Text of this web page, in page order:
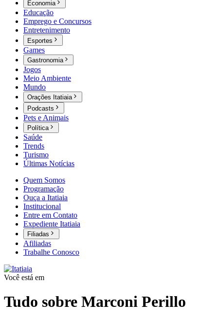
Economia
Educação
Emprego e Concursos
Entretenimento
Esportes
Games
Gastronomia
Jogos
Meio Ambiente
Mundo
Orações Itatiaia
Podcasts
Pets e Animais
Política
Saúde
Trends
Turismo
Últimas Notícias
Quem Somos
Programação
Ouça a Itatiaia
Institucional
Entre em Contato
Expediente Itatiaia
Filiadas
Afiliadas
Trabalhe Conosco
Você está em
Tudo sobre Marconi Perillo